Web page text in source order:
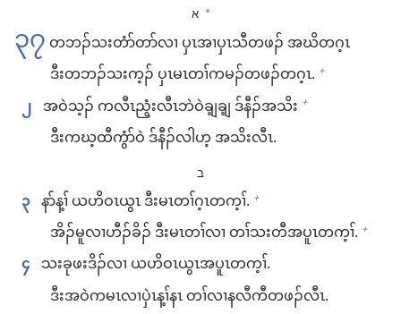
א *
၃၇တ​ဘၣ်​သး​တံာ်တာ်​လၢ ပှၤအၢ​ပှၤသီ​တဖၣ်​ အဃိ​တဂ့ၤ
ဒီး​တ​ဘၣ်​သးက့ၣ်​ ပှၤ​မၤတၢ်​ကမၣ်​တဖၣ်​တဂ့ၤ. +
၂ အဝဲသ့ၣ်​ က​လီၤညွံး​လီၤဘဲ​ဝဲ​ချ့​ချ့ ဒ်​နီၣ်​အသိး +
ဒီး​က​ဃ့ထီ​ကွံာ်ဝဲ ဒ်​နီၣ်​လါဟ့​ အသိး​လီၤ.
ב
၃ နာ်န့ၢ် ယဟိဝၤ​ယွၤ ဒီး​မၤ​တၢ်ဂ့ၤ​တက့ၢ်. +
အိၣ်မူ​လၢ​ဟီၣ်ခိၣ်​ ဒီး​မၤတၢ်​လၢ တၢ်​သးတီ​အ​ပူၤ​တက့ၢ်. +
၄ သးခု​ဖးဒိၣ်​လၢ ယဟိဝၤ​ယွၤ​အ​ပူၤ​တက့ၢ်.
ဒီး​အ​ဝဲ​က​မၤ​လၢပှဲၤ​န့ၢ်​နၤ တၢ်​လၢ​န​လီကီ​တဖၣ်​လီၤ.